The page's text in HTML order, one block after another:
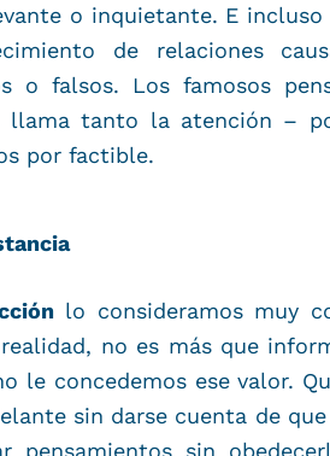
o inquietante. E
de relaciones
o falsos. Los famosos
llama tanto la atención –
por factible.
lo consideramos muy
no es más que
le concedemos ese valor.
sin darse cuenta de
pensamientos sin